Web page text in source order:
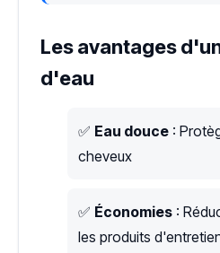
Les avantages
d'eau
✅ Eau douce :
cheveux
✅ Économies :
les produits